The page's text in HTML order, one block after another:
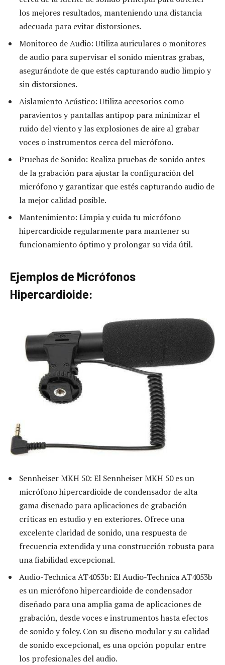
los mejores resultados, manteniendo una distancia
adecuada para evitar distorsiones.
Monitoreo de Audio: Utiliza auriculares o monitores
de audio para supervisar el sonido mientras grabas,
asegurándote de que estés capturando audio limpio y
sin distorsiones.
Aislamiento Acústico: Utiliza accesorios como
paravientos y pantallas antipop para minimizar el
ruido del viento y las explosiones de aire al grabar
voces o instrumentos cerca del micrófono.
Pruebas de Sonido: Realiza pruebas de sonido antes
de la grabación para ajustar la configuración del
micrófono y garantizar que estés capturando audio de
la mejor calidad posible.
Mantenimiento: Limpia y cuida tu micrófono
hipercardioide regularmente para mantener su
funcionamiento óptimo y prolongar su vida útil.
Ejemplos de Micrófonos
Hipercardioide:
Sennheiser MKH 50: El Sennheiser MKH 50 es un
micrófono hipercardioide de condensador de alta
gama diseñado para aplicaciones de grabación
críticas en estudio y en exteriores. Ofrece una
excelente claridad de sonido, una respuesta de
frecuencia extendida y una construcción robusta para
una fiabilidad excepcional.
Audio-Technica AT4053b: El Audio-Technica AT4053b
es un micrófono hipercardioide de condensador
diseñado para una amplia gama de aplicaciones de
grabación, desde voces e instrumentos hasta efectos
de sonido y foley. Con su diseño modular y su calidad
de sonido excepcional, es una opción popular entre
los profesionales del audio.